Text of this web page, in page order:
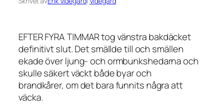
EFTER FYRA TIMMAR tog vänstra bakdäcket
definitivt slut. Det smällde till och smällen
ekade över ljung- och ormbunkshedarna och
skulle säkert väckt både byar och
brandkårer, om det bara funnits några att
väcka.